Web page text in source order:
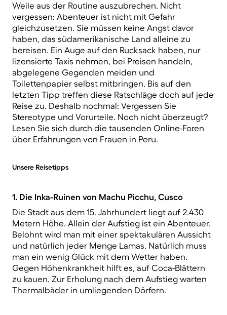
Weile aus der Routine auszubrechen. Nicht
vergessen: Abenteuer ist nicht mit Gefahr
gleichzusetzen. Sie müssen keine Angst davor
haben, das südamerikanische Land alleine zu
bereisen. Ein Auge auf den Rucksack haben, nur
lizensierte Taxis nehmen, bei Preisen handeln,
abgelegene Gegenden meiden und
Toilettenpapier selbst mitbringen. Bis auf den
letzten Tipp treffen diese Ratschläge doch auf jede
Reise zu. Deshalb nochmal: Vergessen Sie
Stereotype und Vorurteile. Noch nicht überzeugt?
Lesen Sie sich durch die tausenden Online-Foren
über Erfahrungen von Frauen in Peru.
Unsere Reisetipps
1. Die Inka-Ruinen von Machu Picchu, Cusco
Die Stadt aus dem 15. Jahrhundert liegt auf 2.430
Metern Höhe. Allein der Aufstieg ist ein Abenteuer.
Belohnt wird man mit einer spektakulären Aussicht
und natürlich jeder Menge Lamas. Natürlich muss
man ein wenig Glück mit dem Wetter haben.
Gegen Höhenkrankheit hilft es, auf Coca-Blättern
zu kauen. Zur Erholung nach dem Aufstieg warten
Thermalbäder in umliegenden Dörfern.